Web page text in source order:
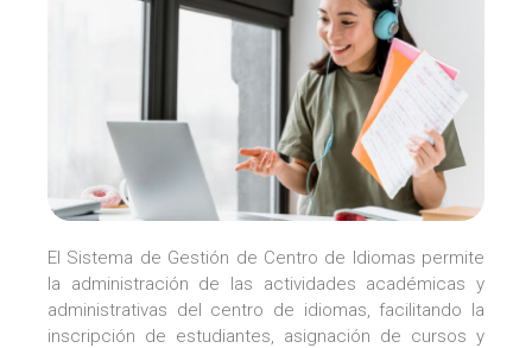
El Sistema de Gestión de Centro de Idiomas permite
la administración de las actividades académicas y
administrativas del centro de idiomas, facilitando la
inscripción de estudiantes, asignación de cursos y